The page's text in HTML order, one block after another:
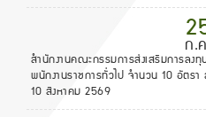
ก.
สำนักงานคณะกรรมการส่งเสริมการลง
พนักงานราชการทั่วไป จำนวน 10 อัตร
10 สิงหาคม 2569